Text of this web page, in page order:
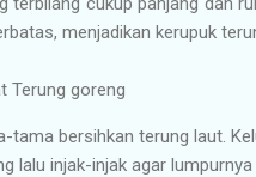
menjadikan kerupuk
Terung goreng
tama bersihkan terung laut.
lalu injak-injak agar